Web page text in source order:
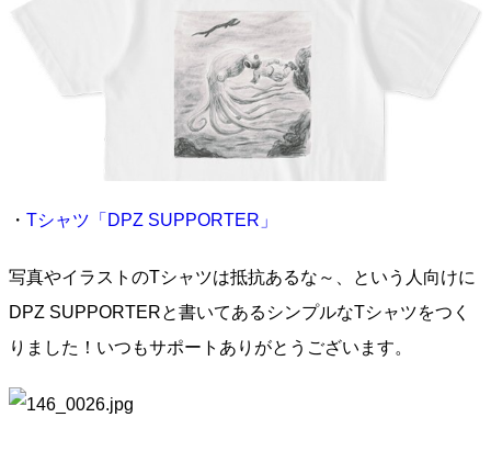
・ Tシャツ「DPZ SUPPORTER」
写真やイラストのTシャツは抵抗あるな～、という人向けに
DPZ SUPPORTERと書いてあるシンプルなTシャツをつく
りました！いつもサポートありがとうございます。